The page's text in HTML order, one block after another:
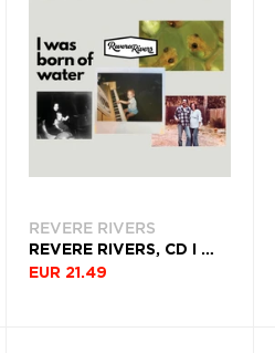
REVERE RIVERS
REVERE RIVERS, CD I WAS BORN OF WATER
EUR 21.49